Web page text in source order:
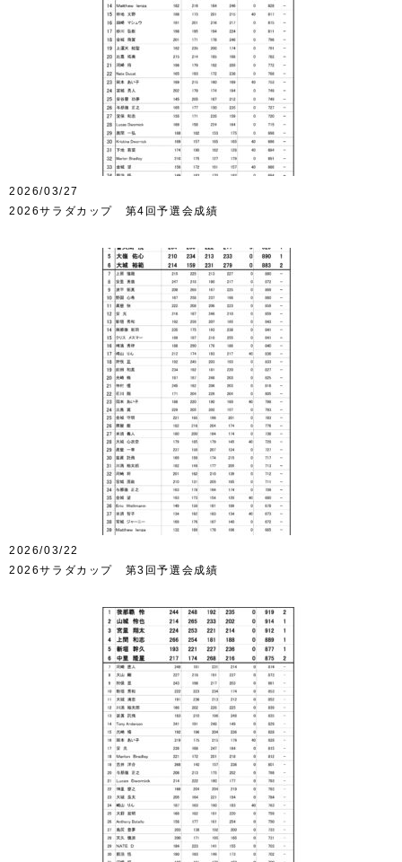
2026/03/27
2026サラダカップ 第4回予選会成績
2026/03/22
2026サラダカップ 第3回予選会成績